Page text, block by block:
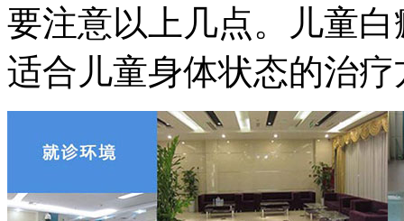
要注意以上几点。儿童
适合儿童身体状态的治